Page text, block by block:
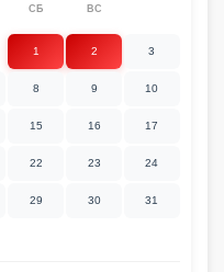
СБ ВС
1 2 3
8 9 10
15 16 17
22 23 24
29 30 31